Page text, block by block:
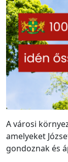
A városi
amelyeket
gondoznak és